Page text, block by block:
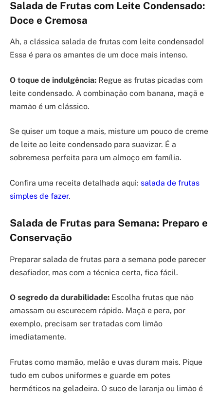
Salada de Frutas com Leite Condensado:
Doce e Cremosa
Ah, a clássica salada de frutas com leite condensado!
Essa é para os amantes de um doce mais intenso.
O toque de indulgência: Regue as frutas picadas com
leite condensado. A combinação com banana, maçã e
mamão é um clássico.
Se quiser um toque a mais, misture um pouco de creme
de leite ao leite condensado para suavizar. É a
sobremesa perfeita para um almoço em família.
Confira uma receita detalhada aqui: salada de frutas
simples de fazer.
Salada de Frutas para Semana: Preparo e
Conservação
Preparar salada de frutas para a semana pode parecer
desafiador, mas com a técnica certa, fica fácil.
O segredo da durabilidade: Escolha frutas que não
amassam ou escurecem rápido. Maçã e pera, por
exemplo, precisam ser tratadas com limão
imediatamente.
Frutas como mamão, melão e uvas duram mais. Pique
tudo em cubos uniformes e guarde em potes
herméticos na geladeira. O suco de laranja ou limão é